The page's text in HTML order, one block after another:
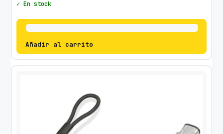
✓ En stock
Añadir al carrito